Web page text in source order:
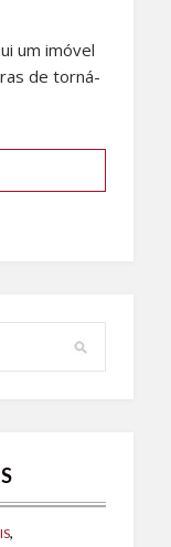
um imóvel
de torná-
,